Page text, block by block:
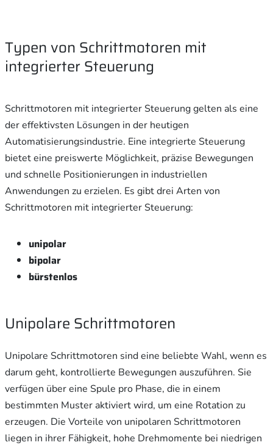
Typen von Schrittmotoren mit
integrierter Steuerung
Schrittmotoren mit integrierter Steuerung gelten als eine
der effektivsten Lösungen in der heutigen
Automatisierungsindustrie. Eine integrierte Steuerung
bietet eine preiswerte Möglichkeit, präzise Bewegungen
und schnelle Positionierungen in industriellen
Anwendungen zu erzielen. Es gibt drei Arten von
Schrittmotoren mit integrierter Steuerung:
unipolar
bipolar
bürstenlos
Unipolare Schrittmotoren
Unipolare Schrittmotoren sind eine beliebte Wahl, wenn es
darum geht, kontrollierte Bewegungen auszuführen. Sie
verfügen über eine Spule pro Phase, die in einem
bestimmten Muster aktiviert wird, um eine Rotation zu
erzeugen. Die Vorteile von unipolaren Schrittmotoren
liegen in ihrer Fähigkeit, hohe Drehmomente bei niedrigen